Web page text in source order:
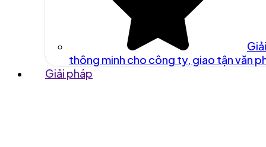
thông minh cho công ty, giao tận văn
Giải pháp